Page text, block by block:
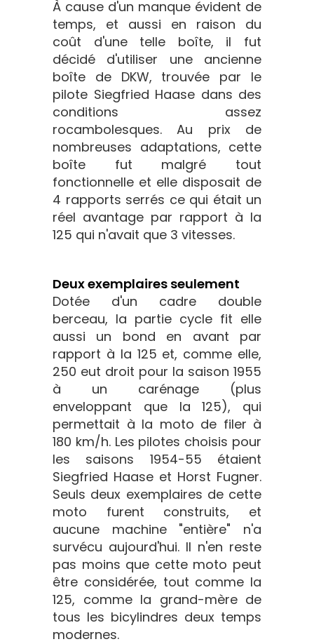
À cause d'un manque évident de
temps, et aussi en raison du
coût d'une telle boîte, il fut
décidé d'utiliser une ancienne
boîte de DKW, trouvée par le
pilote Siegfried Haase dans des
conditions assez
rocambolesques. Au prix de
nombreuses adaptations, cette
boîte fut malgré tout
fonctionnelle et elle disposait de
4 rapports serrés ce qui était un
réel avantage par rapport à la
125 qui n'avait que 3 vitesses.
Deux exemplaires seulement
Dotée d'un cadre double
berceau, la partie cycle fit elle
aussi un bond en avant par
rapport à la 125 et, comme elle,
250 eut droit pour la saison 1955
à un carénage (plus
enveloppant que la 125), qui
permettait à la moto de filer à
180 km/h. Les pilotes choisis pour
les saisons 1954-55 étaient
Siegfried Haase et Horst Fugner.
Seuls deux exemplaires de cette
moto furent construits, et
aucune machine "entière" n'a
survécu aujourd'hui. Il n'en reste
pas moins que cette moto peut
être considérée, tout comme la
125, comme la grand-mère de
tous les bicylindres deux temps
modernes.